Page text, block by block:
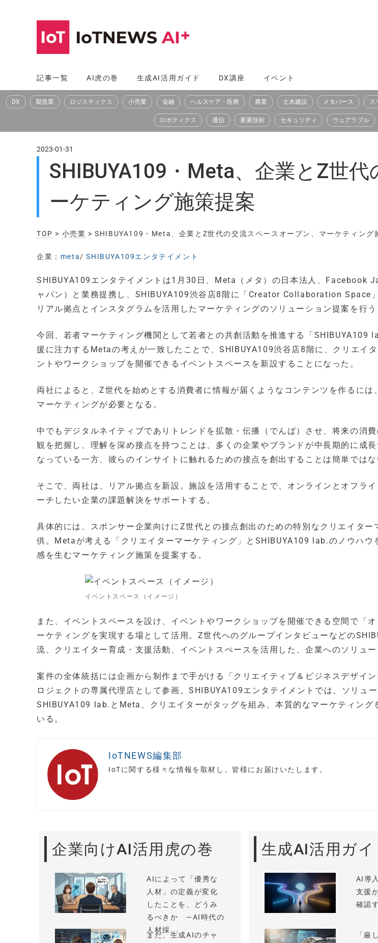
へ
ス
記事一覧 AI虎の巻 生成AI活用ガイド DX講座 イベント
DX 製造業 ロジスティクス 小売業 金融 ヘルスケア・医療 農業 土木建設 メタバース ス
ロボティクス 通信 要素技術 セキュリティ ウェアラブル
2023-01-31
SHIBUYA109・Meta、企業とZ世
ーケティング施策提案
TOP > 小売業 > SHIBUYA109・Meta、企業とZ世代の交流スペースオープン、マーケティング
企業： meta/SHIBUYA109エンタテイメント
SHIBUYA109エンタテイメントは1月30日、Meta（メタ）の日本法人、Facebook
ャパン）と業務提携し、SHIBUYA109渋谷店8階に「Creator Collaboration Space
リアル拠点とインスタグラムを活用したマーケティングのソリューション提案を行う
今回、若者マーケティング機関として若者との共創活動を推進する「SHIBUYA109
援に注力するMetaの考えが一致したことで、SHIBUYA109渋谷店8階に、クリエイ
ントやワークショップを開催できるイベントスペースを新設することになった。
両社によると、Z世代を始めとする消費者に情報が届くようなコンテンツを作るには
マーケティングが必要となる。
中でもデジタルネイティブでありトレンドを拡散・伝播（でんぱ）させ、将来の消
観を把握し、理解を深め接点を持つことは、多くの企業やブランドが中長期的に成
なっている一方、彼らのインサイトに触れるための接点を創出することは簡単ではな
そこで、両社は、リアル拠点を新設。施設を活用することで、オンラインとオフラ
ーチしたい企業の課題解決をサポートする。
具体的には、スポンサー企業向けにZ世代との接点創出のための特別なクリエイター
供。Metaが考える「クリエイターマーケティング」とSHIBUYA109 lab.のノウハウ
感を生むマーケティング施策を提案する。
イベントスペース（イメージ）
また、イベントスペースを設け、イベントやワークショップを開催できる空間で「
ーケティングを実現する場として活用。Z世代へのグループインタビューなどの
流、クリエイター育成・支援活動、イベントスぺースを活用した、企業へのソリュー
案件の全体統括には企画から制作まで手がける「クリエイティブ＆ビジネスデザイ
ロジェクトの専属代理店として参画。SHIBUYA109エンタテイメントでは、ソリュー
SHIBUYA109 lab.とMeta、クリエイターがタッグを組み、本質的なマーケティング
いる。
IoTNEWS編集部
IoTに関する様々な情報を取材し、皆様にお届けいたします。
企業向けAI活用虎の巻
AIによって「優秀な
人材」の定義が変化
したことを、どうみ
るべきか —AI時代の
人材採...
まだ、生成AIのチャ
生成AI活用ガイ
AI導
支援
確認
「厳